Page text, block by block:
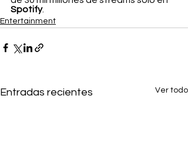
Spotify.
Entertainment
Entradas recientes Ver todo